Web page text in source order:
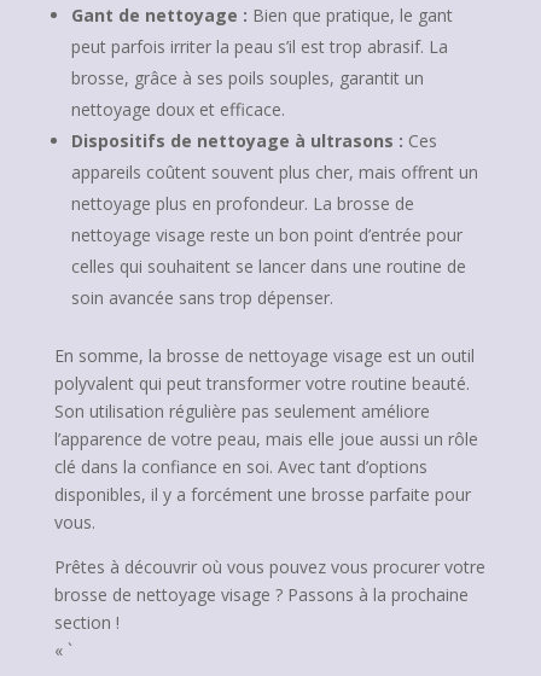
Gant de nettoyage : Bien que pratique, le gant
peut parfois irriter la peau s’il est trop abrasif. La
brosse, grâce à ses poils souples, garantit un
nettoyage doux et efficace.
Dispositifs de nettoyage à ultrasons : Ces
appareils coûtent souvent plus cher, mais offrent un
nettoyage plus en profondeur. La brosse de
nettoyage visage reste un bon point d’entrée pour
celles qui souhaitent se lancer dans une routine de
soin avancée sans trop dépenser.
En somme, la brosse de nettoyage visage est un outil
polyvalent qui peut transformer votre routine beauté.
Son utilisation régulière pas seulement améliore
l’apparence de votre peau, mais elle joue aussi un rôle
clé dans la confiance en soi. Avec tant d’options
disponibles, il y a forcément une brosse parfaite pour
vous.
Prêtes à découvrir où vous pouvez vous procurer votre
brosse de nettoyage visage ? Passons à la prochaine
section !
« `